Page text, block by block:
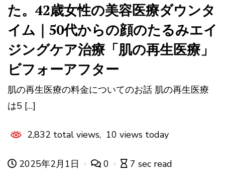
た。42歳女性の美容医療ダウンタ
イム｜50代からの顔のたるみエイ
ジングケア治療「肌の再生医療」
ビフォーアフター
肌の再生医療の料金についてのお話 肌の再生医療
は5 […]
2,832 total views, 10 views today
2025年2月1日 0 7 sec read